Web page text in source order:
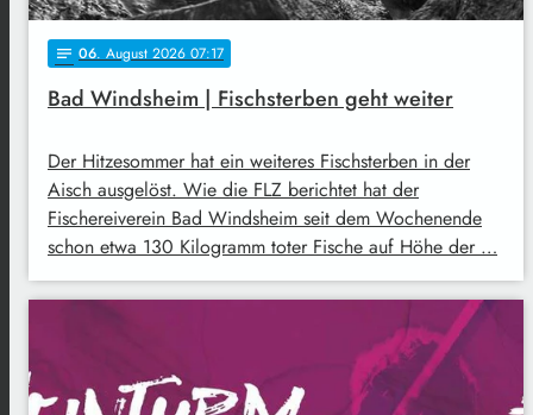
notes 06. August 2026 07:17
Bad Windsheim | Fischsterben geht weiter
Der Hitzesommer hat ein weiteres Fischsterben in der
Aisch ausgelöst. Wie die FLZ berichtet hat der
Fischereiverein Bad Windsheim seit dem Wochenende
schon etwa 130 Kilogramm toter Fische auf Höhe der …